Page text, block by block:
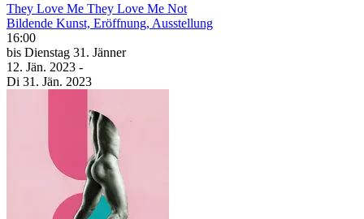
They Love Me They Love Me Not
Bildende Kunst, Eröffnung, Ausstellung
16:00
bis Dienstag 31. Jänner
12. Jän. 2023 -
Di 31. Jän. 2023